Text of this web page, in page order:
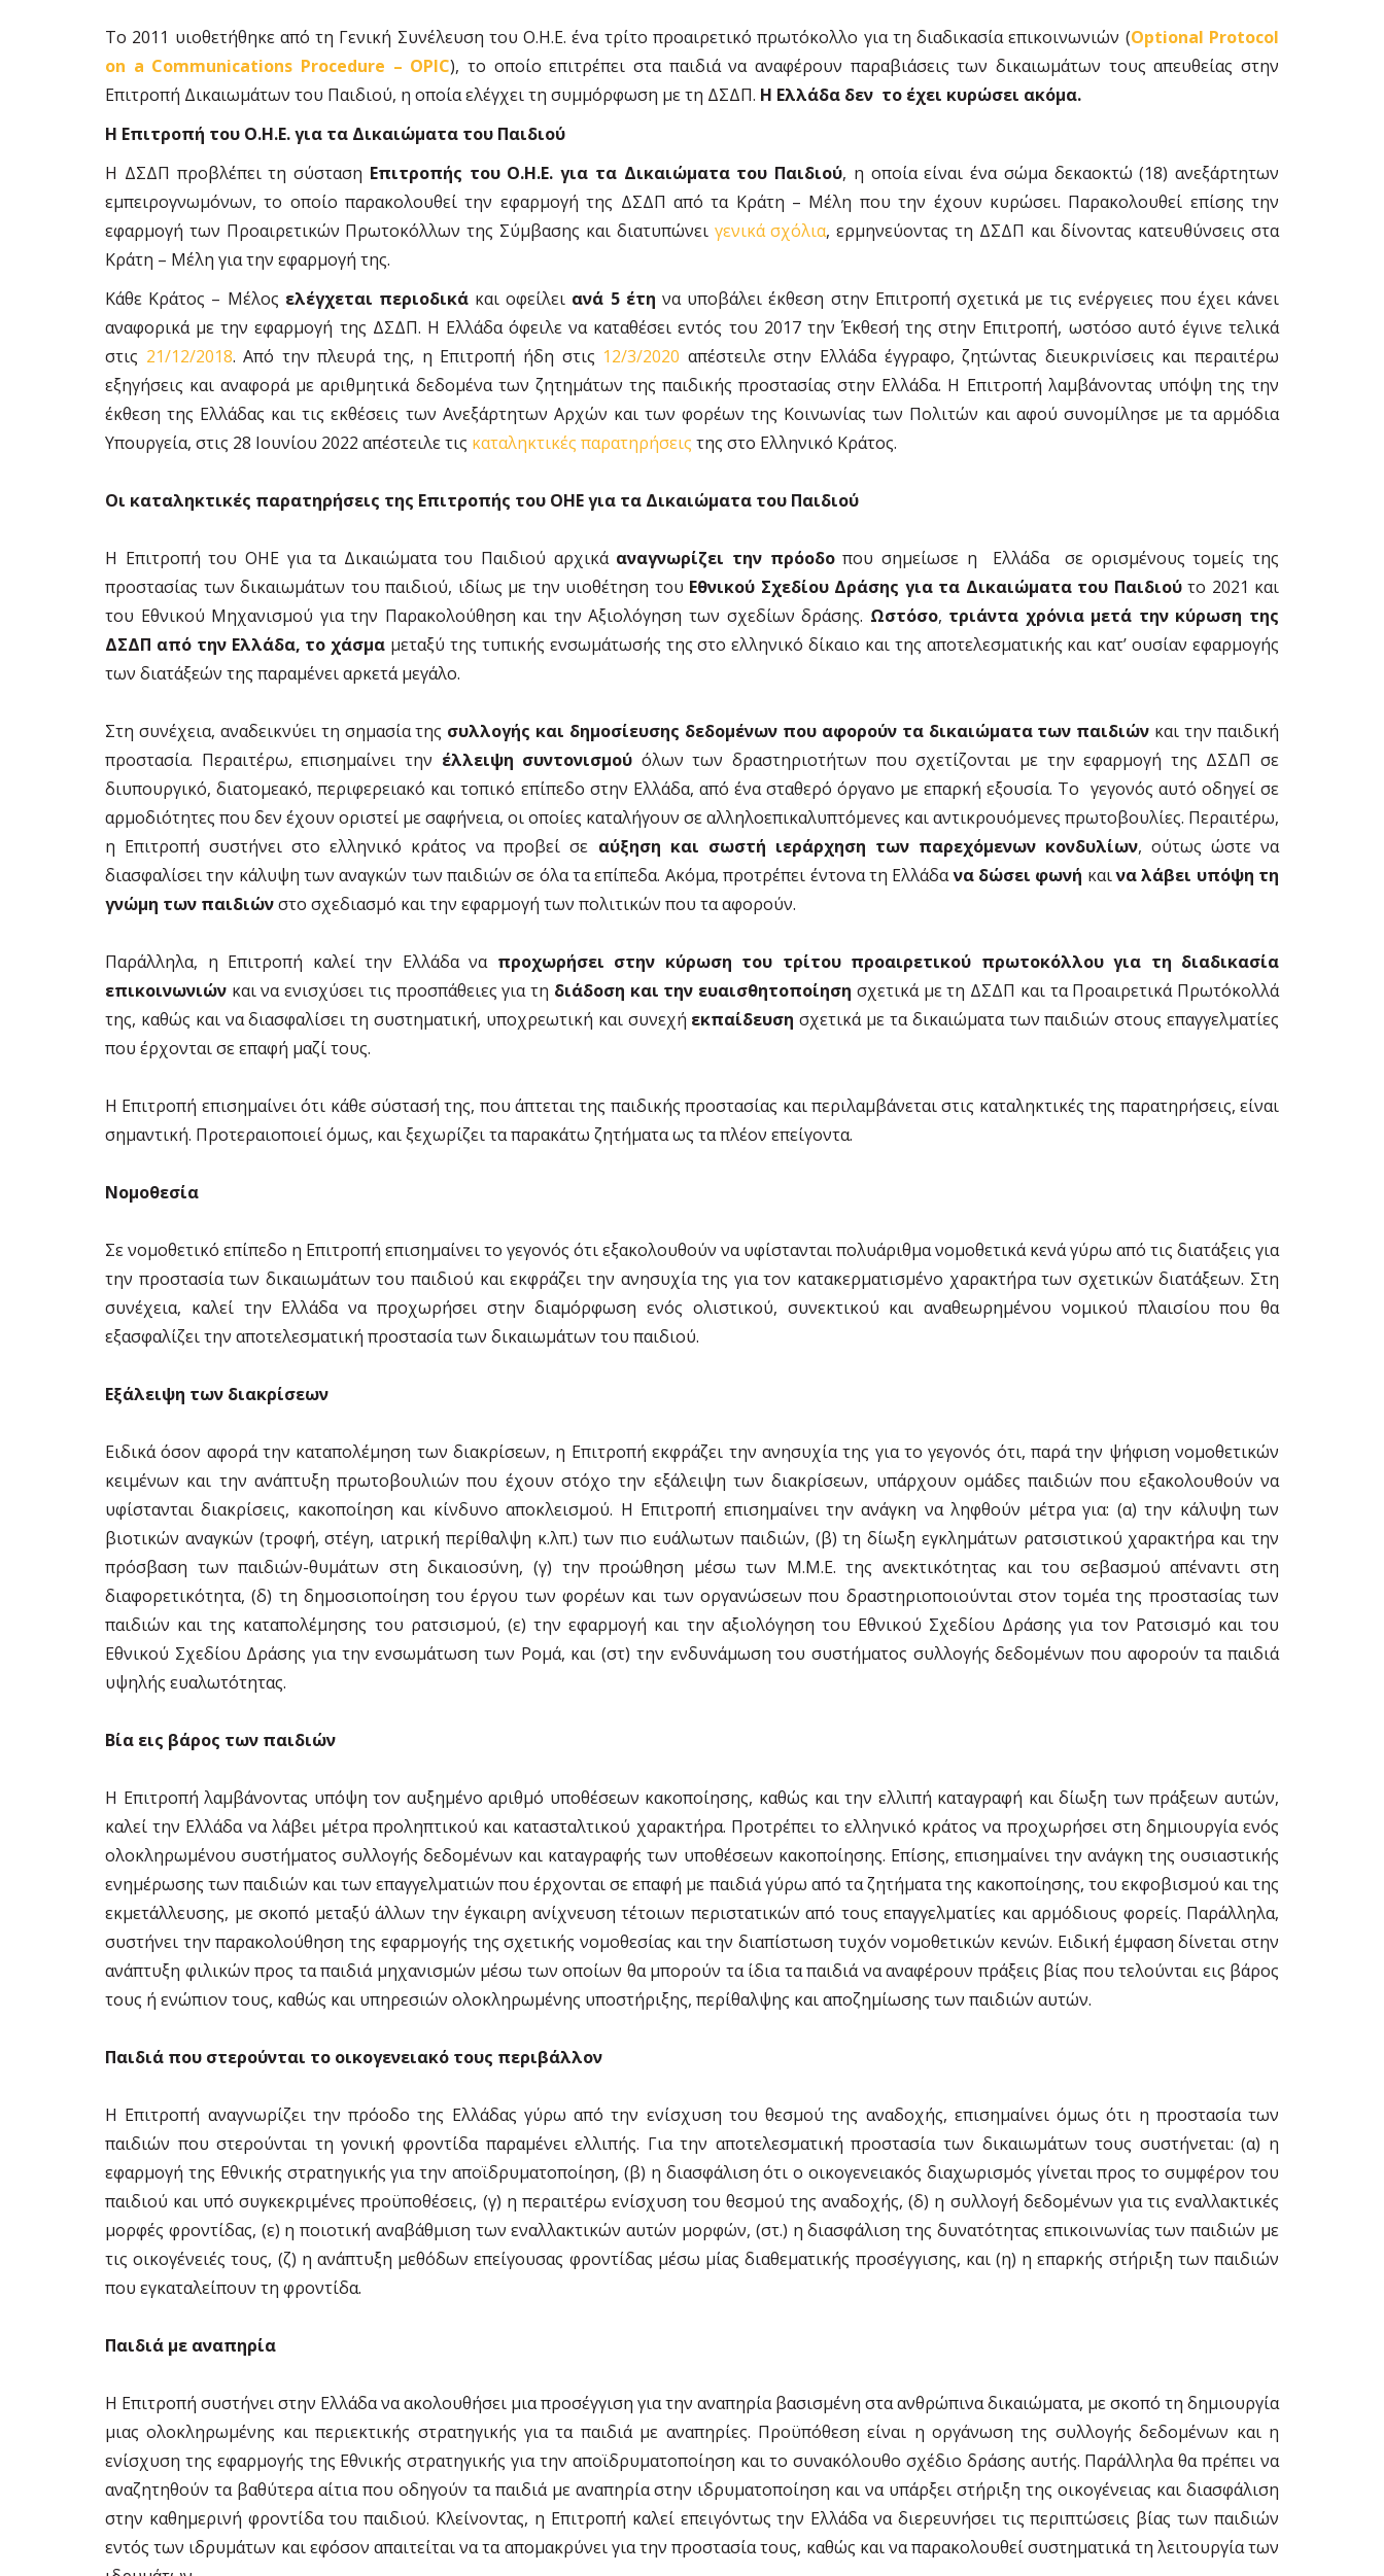
Το 2011 υιοθετήθηκε από τη Γενική Συνέλευση του Ο.Η.Ε. ένα τρίτο προαιρετικό πρωτόκολλο για τη διαδικασία επικοινωνιών (Optional Protocol
on a Communications Procedure – OPIC), το οποίο επιτρέπει στα παιδιά να αναφέρουν παραβιάσεις των δικαιωμάτων τους απευθείας στην
Επιτροπή Δικαιωμάτων του Παιδιού, η οποία ελέγχει τη συμμόρφωση με τη ΔΣΔΠ. Η Ελλάδα δεν το έχει κυρώσει ακόμα.
Η Επιτροπή του Ο.Η.Ε. για τα Δικαιώματα του Παιδιού
Η ΔΣΔΠ προβλέπει τη σύσταση Επιτροπής του Ο.Η.Ε. για τα Δικαιώματα του Παιδιού, η οποία είναι ένα σώμα δεκαοκτώ (18) ανεξάρτητων
εμπειρογνωμόνων, το οποίο παρακολουθεί την εφαρμογή της ΔΣΔΠ από τα Κράτη – Μέλη που την έχουν κυρώσει. Παρακολουθεί επίσης την
εφαρμογή των Προαιρετικών Πρωτοκόλλων της Σύμβασης και διατυπώνει γενικά σχόλια, ερμηνεύοντας τη ΔΣΔΠ και δίνοντας κατευθύνσεις στα
Κράτη – Μέλη για την εφαρμογή της.
Κάθε Κράτος – Μέλος ελέγχεται περιοδικάκαι οφείλει ανά 5 έτη να υποβάλει έκθεση στην Επιτροπή σχετικά με τις ενέργειες που έχει κάνει
αναφορικά με την εφαρμογή της ΔΣΔΠ. Η Ελλάδα όφειλε να καταθέσει εντός του 2017 την Έκθεσή της στην Επιτροπή, ωστόσο αυτό έγινε τελικά
στις 21/12/2018. Από την πλευρά της, η Επιτροπή ήδη στις 12/3/2020 απέστειλε στην Ελλάδα έγγραφο, ζητώντας διευκρινίσεις και περαιτέρω
εξηγήσεις και αναφορά με αριθμητικά δεδομένα των ζητημάτων της παιδικής προστασίας στην Ελλάδα. Η Επιτροπή λαμβάνοντας υπόψη της την
έκθεση της Ελλάδας και τις εκθέσεις των Ανεξάρτητων Αρχών και των φορέων της Κοινωνίας των Πολιτών και αφού συνομίλησε με τα αρμόδια
Υπουργεία, στις 28 Ιουνίου 2022 απέστειλε τις καταληκτικές παρατηρήσεις της στο Ελληνικό Κράτος.
Οι καταληκτικές παρατηρήσεις της Επιτροπής του ΟΗΕ για τα Δικαιώματα του Παιδιού
Η Επιτροπή του ΟΗΕ για τα Δικαιώματα του Παιδιού αρχικά αναγνωρίζει την πρόοδοπου σημείωσε η Ελλάδα σε ορισμένους τομείς της
προστασίας των δικαιωμάτων του παιδιού, ιδίως με την υιοθέτηση του Εθνικού Σχεδίου Δράσης για τα Δικαιώματα του Παιδιούτο 2021 και
του Εθνικού Μηχανισμού για την Παρακολούθηση και την Αξιολόγηση των σχεδίων δράσης. Ωστόσο, τριάντα χρόνια μετά την κύρωση της
ΔΣΔΠ από την Ελλάδα, το χάσμα μεταξύ της τυπικής ενσωμάτωσής της στο ελληνικό δίκαιο και της αποτελεσματικής και κατ’ ουσίαν εφαρμογής
των διατάξεών της παραμένει αρκετά μεγάλο.
Στη συνέχεια, αναδεικνύει τη σημασία της συλλογής και δημοσίευσης δεδομένων που αφορούν τα δικαιώματα των παιδιών και την παιδική
προστασία. Περαιτέρω, επισημαίνει την έλλειψη συντονισμού όλων των δραστηριοτήτων που σχετίζονται με την εφαρμογή της ΔΣΔΠ σε
διυπουργικό, διατομεακό, περιφερειακό και τοπικό επίπεδο στην Ελλάδα, από ένα σταθερό όργανο με επαρκή εξουσία. Το γεγονός αυτό οδηγεί σε
αρμοδιότητες που δεν έχουν οριστεί με σαφήνεια, οι οποίες καταλήγουν σε αλληλοεπικαλυπτόμενες και αντικρουόμενες πρωτοβουλίες. Περαιτέρω,
η Επιτροπή συστήνει στο ελληνικό κράτος να προβεί σε αύξηση και σωστή ιεράρχηση των παρεχόμενων κονδυλίων, ούτως ώστε να
διασφαλίσει την κάλυψη των αναγκών των παιδιών σε όλα τα επίπεδα. Ακόμα, προτρέπει έντονα τη Ελλάδανα δώσει φωνή καινα λάβει υπόψη τη
γνώμη των παιδιώνστο σχεδιασμό και την εφαρμογή των πολιτικών που τα αφορούν.
Παράλληλα, η Επιτροπή καλεί την Ελλάδα να προχωρήσει στην κύρωση του τρίτου προαιρετικού πρωτοκόλλου για τη διαδικασία
επικοινωνιών και να ενισχύσει τις προσπάθειες για τη διάδοση και την ευαισθητοποίηση σχετικά με τη ΔΣΔΠ και τα Προαιρετικά Πρωτόκολλά
της, καθώς και να διασφαλίσει τη συστηματική, υποχρεωτική και συνεχή εκπαίδευση σχετικά με τα δικαιώματα των παιδιών στους επαγγελματίες
που έρχονται σε επαφή μαζί τους.
Η Επιτροπή επισημαίνει ότι κάθε σύστασή της, που άπτεται της παιδικής προστασίας και περιλαμβάνεται στις καταληκτικές της παρατηρήσεις, είναι
σημαντική. Προτεραιοποιεί όμως, και ξεχωρίζει τα παρακάτω ζητήματα ως τα πλέον επείγοντα.
Νομοθεσία
Σε νομοθετικό επίπεδο η Επιτροπή επισημαίνει το γεγονός ότι εξακολουθούν να υφίστανται πολυάριθμα νομοθετικά κενά γύρω από τις διατάξεις για
την προστασία των δικαιωμάτων του παιδιού και εκφράζει την ανησυχία της για τον κατακερματισμένο χαρακτήρα των σχετικών διατάξεων. Στη
συνέχεια, καλεί την Ελλάδα να προχωρήσει στην διαμόρφωση ενός ολιστικού, συνεκτικού και αναθεωρημένου νομικού πλαισίου που θα
εξασφαλίζει την αποτελεσματική προστασία των δικαιωμάτων του παιδιού.
Εξάλειψη των διακρίσεων
Ειδικά όσον αφορά την καταπολέμηση των διακρίσεων, η Επιτροπή εκφράζει την ανησυχία της για το γεγονός ότι, παρά την ψήφιση νομοθετικών
κειμένων και την ανάπτυξη πρωτοβουλιών που έχουν στόχο την εξάλειψη των διακρίσεων, υπάρχουν ομάδες παιδιών που εξακολουθούν να
υφίστανται διακρίσεις, κακοποίηση και κίνδυνο αποκλεισμού. Η Επιτροπή επισημαίνει την ανάγκη να ληφθούν μέτρα για: (α) την κάλυψη των
βιοτικών αναγκών (τροφή, στέγη, ιατρική περίθαλψη κ.λπ.) των πιο ευάλωτων παιδιών, (β) τη δίωξη εγκλημάτων ρατσιστικού χαρακτήρα και την
πρόσβαση των παιδιών-θυμάτων στη δικαιοσύνη, (γ) την προώθηση μέσω των Μ.Μ.Ε. της ανεκτικότητας και του σεβασμού απέναντι στη
διαφορετικότητα, (δ) τη δημοσιοποίηση του έργου των φορέων και των οργανώσεων που δραστηριοποιούνται στον τομέα της προστασίας των
παιδιών και της καταπολέμησης του ρατσισμού, (ε) την εφαρμογή και την αξιολόγηση του Εθνικού Σχεδίου Δράσης για τον Ρατσισμό και του
Εθνικού Σχεδίου Δράσης για την ενσωμάτωση των Ρομά, και (στ) την ενδυνάμωση του συστήματος συλλογής δεδομένων που αφορούν τα παιδιά
υψηλής ευαλωτότητας.
Βία εις βάρος των παιδιών
Η Επιτροπή λαμβάνοντας υπόψη τον αυξημένο αριθμό υποθέσεων κακοποίησης, καθώς και την ελλιπή καταγραφή και δίωξη των πράξεων αυτών,
καλεί την Ελλάδα να λάβει μέτρα προληπτικού και κατασταλτικού χαρακτήρα. Προτρέπει το ελληνικό κράτος να προχωρήσει στη δημιουργία ενός
ολοκληρωμένου συστήματος συλλογής δεδομένων και καταγραφής των υποθέσεων κακοποίησης. Επίσης, επισημαίνει την ανάγκη της ουσιαστικής
ενημέρωσης των παιδιών και των επαγγελματιών που έρχονται σε επαφή με παιδιά γύρω από τα ζητήματα της κακοποίησης, του εκφοβισμού και της
εκμετάλλευσης, με σκοπό μεταξύ άλλων την έγκαιρη ανίχνευση τέτοιων περιστατικών από τους επαγγελματίες και αρμόδιους φορείς. Παράλληλα,
συστήνει την παρακολούθηση της εφαρμογής της σχετικής νομοθεσίας και την διαπίστωση τυχόν νομοθετικών κενών. Ειδική έμφαση δίνεται στην
ανάπτυξη φιλικών προς τα παιδιά μηχανισμών μέσω των οποίων θα μπορούν τα ίδια τα παιδιά να αναφέρουν πράξεις βίας που τελούνται εις βάρος
τους ή ενώπιον τους, καθώς και υπηρεσιών ολοκληρωμένης υποστήριξης, περίθαλψης και αποζημίωσης των παιδιών αυτών.
Παιδιά που στερούνται το οικογενειακό τους περιβάλλον
Η Επιτροπή αναγνωρίζει την πρόοδο της Ελλάδας γύρω από την ενίσχυση του θεσμού της αναδοχής, επισημαίνει όμως ότι η προστασία των
παιδιών που στερούνται τη γονική φροντίδα παραμένει ελλιπής. Για την αποτελεσματική προστασία των δικαιωμάτων τους συστήνεται: (α) η
εφαρμογή της Εθνικής στρατηγικής για την αποϊδρυματοποίηση, (β) η διασφάλιση ότι ο οικογενειακός διαχωρισμός γίνεται προς το συμφέρον του
παιδιού και υπό συγκεκριμένες προϋποθέσεις, (γ) η περαιτέρω ενίσχυση του θεσμού της αναδοχής, (δ) η συλλογή δεδομένων για τις εναλλακτικές
μορφές φροντίδας, (ε) η ποιοτική αναβάθμιση των εναλλακτικών αυτών μορφών, (στ.) η διασφάλιση της δυνατότητας επικοινωνίας των παιδιών με
τις οικογένειές τους, (ζ) η ανάπτυξη μεθόδων επείγουσας φροντίδας μέσω μίας διαθεματικής προσέγγισης, και (η) η επαρκής στήριξη των παιδιών
που εγκαταλείπουν τη φροντίδα.
Παιδιά με αναπηρία
Η Επιτροπή συστήνει στην Ελλάδα να ακολουθήσει μια προσέγγιση για την αναπηρία βασισμένη στα ανθρώπινα δικαιώματα, με σκοπό τη δημιουργία
μιας ολοκληρωμένης και περιεκτικής στρατηγικής για τα παιδιά με αναπηρίες. Προϋπόθεση είναι η οργάνωση της συλλογής δεδομένων και η
ενίσχυση της εφαρμογής της Εθνικής στρατηγικής για την αποϊδρυματοποίηση και το συνακόλουθο σχέδιο δράσης αυτής. Παράλληλα θα πρέπει να
αναζητηθούν τα βαθύτερα αίτια που οδηγούν τα παιδιά με αναπηρία στην ιδρυματοποίηση και να υπάρξει στήριξη της οικογένειας και διασφάλιση
στην καθημερινή φροντίδα του παιδιού. Κλείνοντας, η Επιτροπή καλεί επειγόντως την Ελλάδα να διερευνήσει τις περιπτώσεις βίας των παιδιών
εντός των ιδρυμάτων και εφόσον απαιτείται να τα απομακρύνει για την προστασία τους, καθώς και να παρακολουθεί συστηματικά τη λειτουργία των